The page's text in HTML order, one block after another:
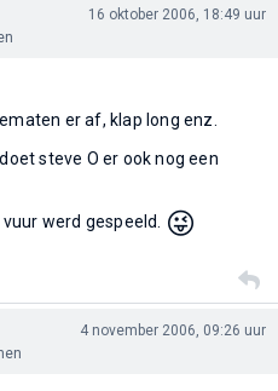
16 oktober 2006, 18:49 uur
er af, klap long enz.
steve O er ook nog een
werd gespeeld.
😜
4 november 2006, 09:26 uur